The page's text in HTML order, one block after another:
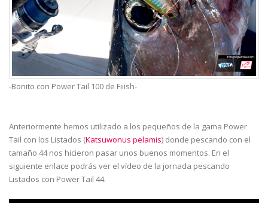
-Bonito con Power Tail 100 de Fiiish-
Anteriormente hemos utilizado a los pequeños de la gama Power
Tail con los Listados (Katsuwonus pelamis) donde pescando con el
tamaño 44 nos hicieron pasar unos buenos momentos. En el
siguiente enlace podrás ver el vídeo de la jornada pescando
Listados con Power Tail 44.